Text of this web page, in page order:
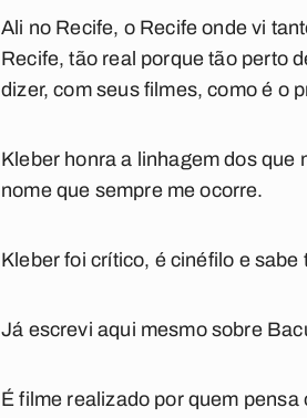
Ali no Recife, o Recife onde vi
Recife, tão real porque tão perto
dizer, com seus filmes, como é o
Kleber honra a linhagem dos que
nome que sempre me ocorre.
Kleber foi crítico, é cinéfilo e
Já escrevi aqui mesmo sobre
É filme realizado por quem